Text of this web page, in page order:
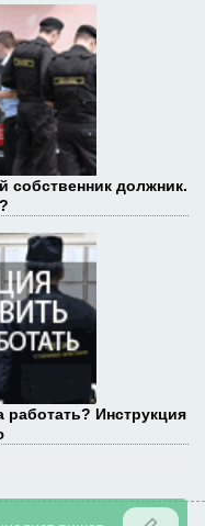
собственник должник.
работать? Инструкция